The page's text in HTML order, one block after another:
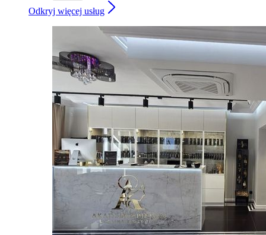
Odkryj więcej usług